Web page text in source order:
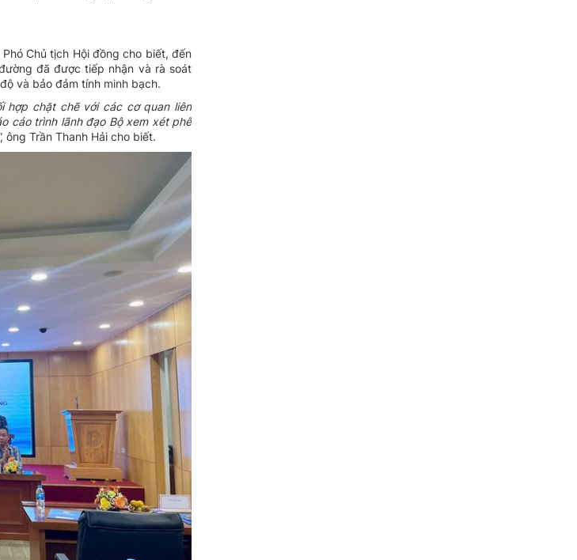
Phó Chủ tịch Hội đồng cho biết, đến
đã được tiếp nhận và rà soát
và bảo đảm tính minh bạch.
hợp chặt chẽ với các cơ quan liên
cáo trình lãnh đạo Bộ xem xét phê
ông Trần Thanh Hải cho biết.